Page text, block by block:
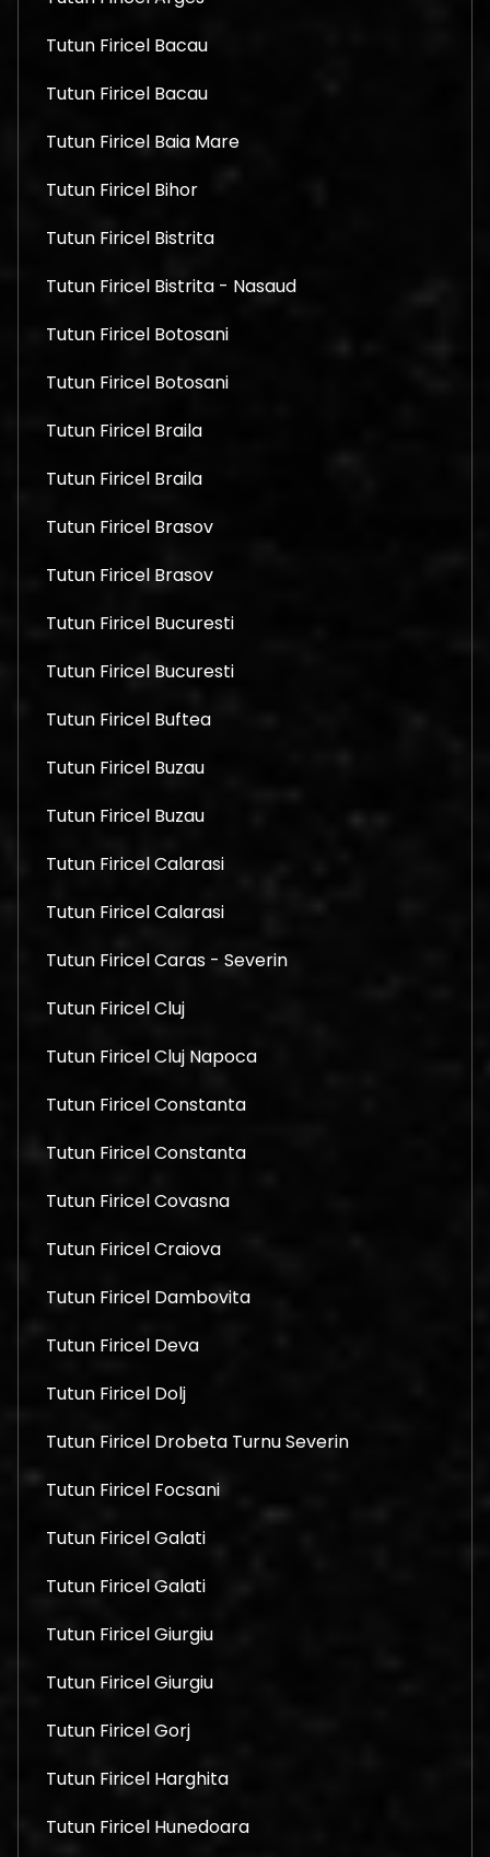
Tutun Firicel Bacau
Tutun Firicel Bacau
Tutun Firicel Baia Mare
Tutun Firicel Bihor
Tutun Firicel Bistrita
Tutun Firicel Bistrita - Nasaud
Tutun Firicel Botosani
Tutun Firicel Botosani
Tutun Firicel Braila
Tutun Firicel Braila
Tutun Firicel Brasov
Tutun Firicel Brasov
Tutun Firicel Bucuresti
Tutun Firicel Bucuresti
Tutun Firicel Buftea
Tutun Firicel Buzau
Tutun Firicel Buzau
Tutun Firicel Calarasi
Tutun Firicel Calarasi
Tutun Firicel Caras - Severin
Tutun Firicel Cluj
Tutun Firicel Cluj Napoca
Tutun Firicel Constanta
Tutun Firicel Constanta
Tutun Firicel Covasna
Tutun Firicel Craiova
Tutun Firicel Dambovita
Tutun Firicel Deva
Tutun Firicel Dolj
Tutun Firicel Drobeta Turnu Severin
Tutun Firicel Focsani
Tutun Firicel Galati
Tutun Firicel Galati
Tutun Firicel Giurgiu
Tutun Firicel Giurgiu
Tutun Firicel Gorj
Tutun Firicel Harghita
Tutun Firicel Hunedoara